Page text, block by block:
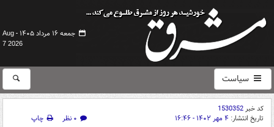
جمعه ۱۶ مرداد ۱۴۰۵ -
Aug
7 2026
سیاست
کد خبر1530352
تاریخ انتشار: ۴ مهر ۱۴۰۲ - ۱۶:۴۶ ۰ نظر
چاپ